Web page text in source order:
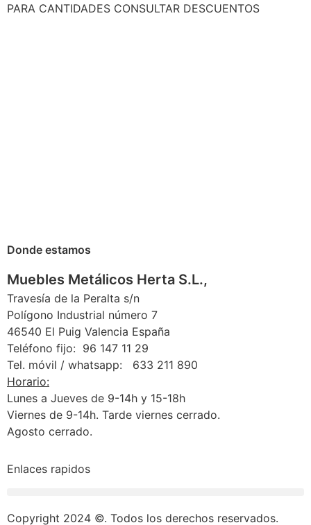
PARA CANTIDADES CONSULTAR DESCUENTOS
Donde estamos
Muebles Metálicos Herta S.L.,
Travesía de la Peralta s/n
Polígono Industrial número 7
46540 El Puig Valencia España
Teléfono fijo: 96 147 11 29
Tel. móvil / whatsapp: 633 211 890
Horario:
Lunes a Jueves de 9-14h y 15-18h
Viernes de 9-14h. Tarde viernes cerrado.
Agosto cerrado.
Enlaces rapidos
Copyright 2024 ©. Todos los derechos reservados.